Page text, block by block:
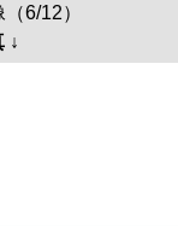
6/12）
↓